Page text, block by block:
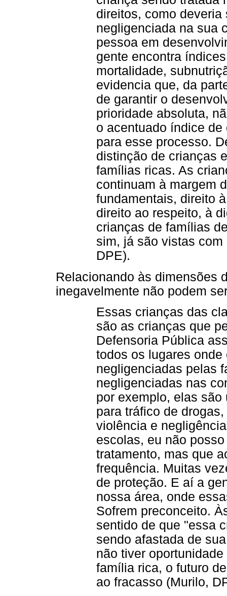
direitos, como deveria
negligenciada na sua
pessoa em
gente encontra
mortalidade,
evidencia que, da
de garantir o
prioridade absoluta,
o acentuado índice
para esse processo.
distinção de crianças
famílias ricas. As
continuam à margem
fundamentais, direito
direito ao respeito, à
crianças de famílias
sim, já são vistas
DPE).
Relacionando às dimensões
inegavelmente não podem
Essas crianças das
são as crianças que
Defensoria Pública
todos os lugares
negligenciadas pelas
negligenciadas nas
por exemplo, elas
para tráfico de
violência e
escolas, eu não
tratamento, mas que
frequência. Muitas
de proteção. E aí a
nossa área, onde
Sofrem preconceito.
sentido de que "essa
sendo afastada de
não tiver
família rica, o futuro
ao fracasso (Murilo,